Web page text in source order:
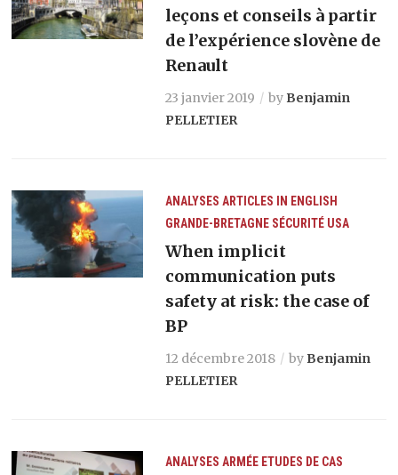
leçons et conseils à partir
de l’expérience slovène de
Renault
23 janvier 2019 by Benjamin
PELLETIER
ANALYSES ARTICLES IN ENGLISH
GRANDE-BRETAGNE SÉCURITÉ USA
When implicit
communication puts
safety at risk: the case of
BP
12 décembre 2018 by Benjamin
PELLETIER
ANALYSES ARMÉE ETUDES DE CAS